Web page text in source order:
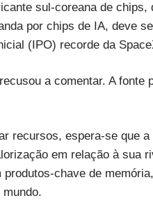
sul-coreana de
por chips de IA, deve
(IPO) recorde da
a comentar. A
recursos, espera-se que
em relação à sua
produtos-chave de